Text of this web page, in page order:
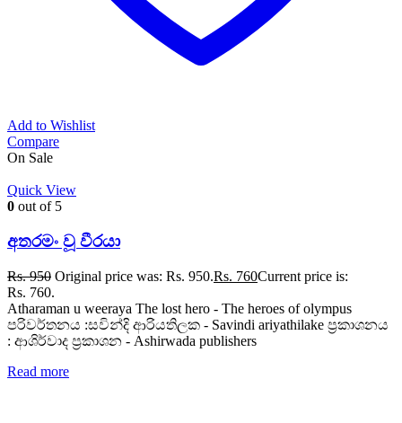
Add to Wishlist
Compare
On Sale
Quick View
0 out of 5
අතරමං වූ වීරයා
Rs.950 Original price was: Rs. 950.Rs. 760Current price is:
Rs. 760.
Atharaman u weeraya The lost hero - The heroes of olympus
පරිවර්තනය :සවින්දි ආරියතිලක - Savindi ariyathilake ප්‍රකාශනය
: ආශිර්වාද ප්‍රකාශන - Ashirwada publishers
Read more